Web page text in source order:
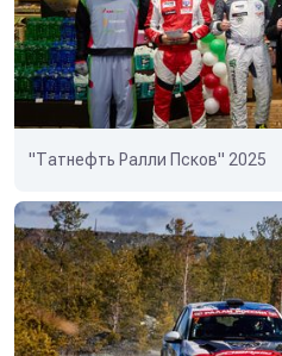
"Татнефть Ралли Псков" 2025